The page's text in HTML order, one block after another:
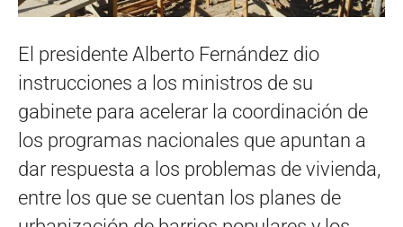
El presidente Alberto Fernández dio
instrucciones a los ministros de su
gabinete para acelerar la coordinación de
los programas nacionales que apuntan a
dar respuesta a los problemas de vivienda,
entre los que se cuentan los planes de